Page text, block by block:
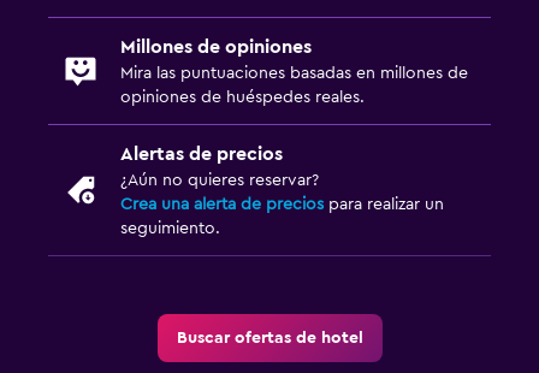
Millones de opiniones
Mira las puntuaciones basadas en millones de
opiniones de huéspedes reales.
Alertas de precios
¿Aún no quieres reservar?
Crea una alerta de precios para realizar un
seguimiento.
Buscar ofertas de hotel